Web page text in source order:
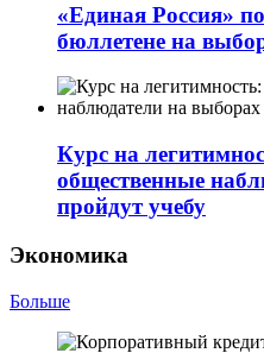
«Единая Россия»
бюллетене на
Курс на
общественные
пройдут учебу
Экономика
Больше